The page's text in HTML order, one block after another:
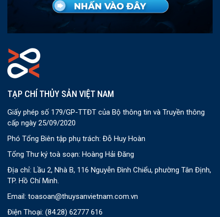
TẠP CHÍ THỦY SẢN VIỆT NAM
Giấy phép số 179/GP-TTĐT của Bộ thông tin và Truyền thông
cấp ngày 25/09/2020
Phó Tổng Biên tập phụ trách: Đỗ Huy Hoàn
Tổng Thư ký toà soạn: Hoàng Hải Đăng
Địa chỉ: Lầu 2, Nhà B, 116 Nguyễn Đình Chiểu, phường Tân Định,
TP. Hồ Chí Minh.
Email: toasoan@thuysanvietnam.com.vn
Điện Thoại: (84.28) 62777 616